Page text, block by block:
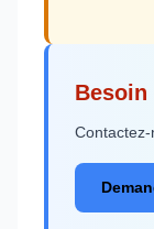
Besoin
Contactez-